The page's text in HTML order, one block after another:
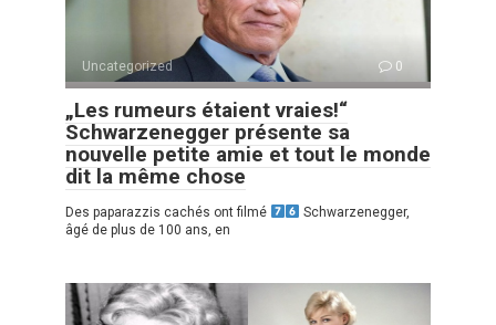
Uncategorized 0
„Les rumeurs étaient vraies!“
Schwarzenegger présente sa
nouvelle petite amie et tout le monde
dit la même chose
Des paparazzis cachés ont filmé
Schwarzenegger,
âgé de plus de 100 ans, en